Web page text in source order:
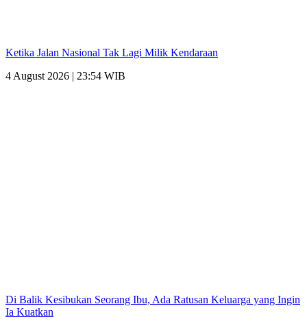
Ketika Jalan Nasional Tak Lagi Milik Kendaraan
4 August 2026 | 23:54 WIB
Di Balik Kesibukan Seorang Ibu, Ada Ratusan Keluarga yang Ingin
Ia Kuatkan